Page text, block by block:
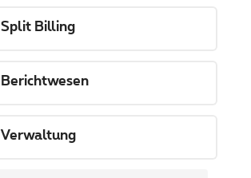
Split Billing
Berichtwesen
Verwaltung